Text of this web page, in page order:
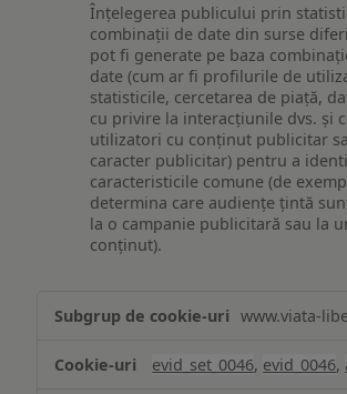
Înțelegerea publicului prin
combinații de date din surse
pot fi generate pe baza
date (cum ar fi profilurile de
statisticile, cercetarea de piață,
cu privire la interacțiunile dvs. și
utilizatori cu conținut publicitar
caracter publicitar) pentru a
caracteristicile comune (de
determina care audiențe țintă
la o campanie publicitară sau la
conținut).
www.viata-
evid_set_0046, evid_0046,